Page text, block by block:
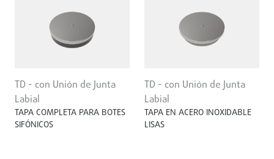
TD - con Unión de Junta
Labial
TAPA COMPLETA PARA BOTES
SIFÓNICOS
TD - con Unión de Junta
Labial
TAPA EN ACERO INOXIDABLE
LISAS